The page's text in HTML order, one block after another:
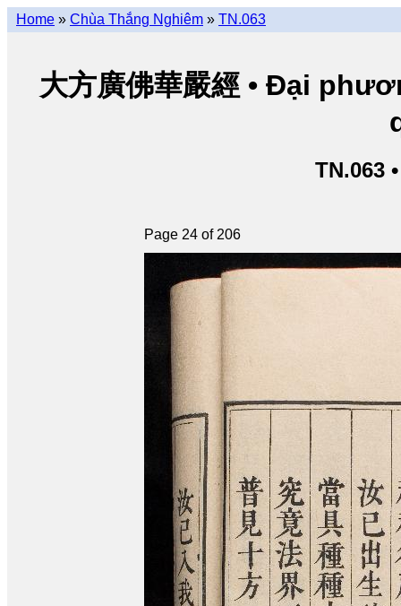
Home » Chùa Thắng Nghiêm » TN.063
大方廣佛華嚴經 • Đại
TN.063
Page 24 of 206